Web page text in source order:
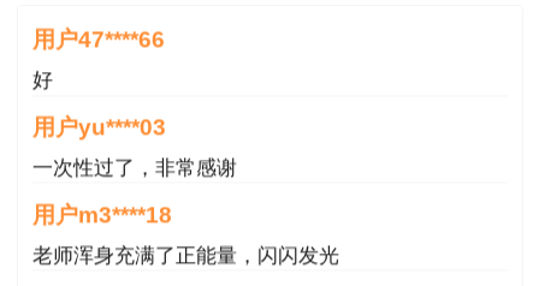
用户47****66
好
用户yu****03
一次性过了，非常感谢
用户m3****18
老师浑身充满了正能量，闪闪发光